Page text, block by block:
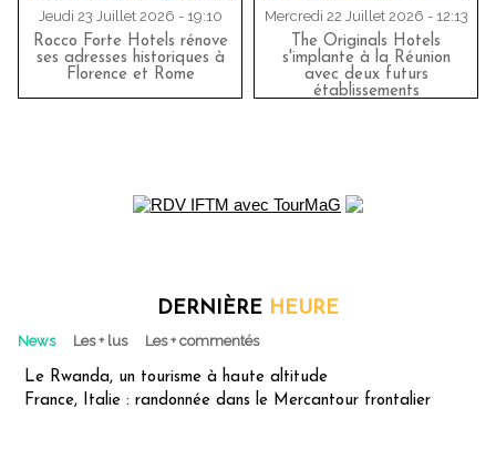
Jeudi 23 Juillet 2026 - 19:10
Rocco Forte Hotels rénove
ses adresses historiques à
Florence et Rome
Mercredi 22 Juillet 2026 - 12:13
The Originals Hotels
s'implante à la Réunion
avec deux futurs
établissements
DERNIÈRE HEURE
News Les + lus Les + commentés
Le Rwanda, un tourisme à haute altitude
France, Italie : randonnée dans le Mercantour frontalier